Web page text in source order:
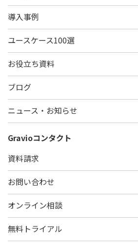
導入事例
ユースケース100選
お役立ち資料
ブログ
ニュース・お知らせ
Gravioコンタクト
資料請求
お問い合わせ
オンライン相談
無料トライアル